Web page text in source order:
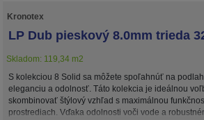
Kronotex
LP Dub pieskový 8.0mm trieda
Skladom: 119,34 m2
S kolekciou 8 Solid sa môžete spoľahnúť na
eleganciu a odolnosť. Táto kolekcia je ideálnou
skombinovať štýlový vzhľad s maximálnou
prostrediach. Vďaka odolnosti voči vode a